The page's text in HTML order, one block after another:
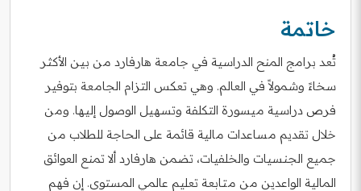
خاتمة
تُعد برامج المنح الدراسية في جامعة هارفارد من بين الأكثر
سخاءً وشمولاً في العالم. وهي تعكس التزام الجامعة بتوفير
فرص دراسية ميسورة التكلفة وتسهيل الوصول إليها. ومن
خلال تقديم مساعدات مالية قائمة على الحاجة للطلاب من
جميع الجنسيات والخلفيات، تضمن هارفارد ألا تمنع العوائق
المالية الواعدين من متابعة تعليم عالمي المستوى. إن فهم